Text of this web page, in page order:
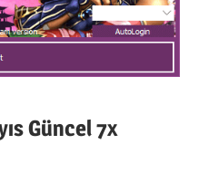
Güncel 7x